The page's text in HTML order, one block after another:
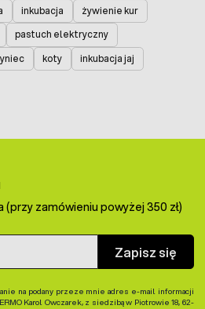
inkubacja
żywienie kur
pastuch elektryczny
koty
inkubacja jaj
zamówieniu powyżej 350 zł)
Zapisz się
na podany przeze mnie adres e-mail informacji
Karol Owczarek, z siedzibą w Piotrowie 18, 62-